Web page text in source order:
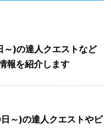
～)の達人クエストなど
報を紹介します
～)の達人クエストやピ